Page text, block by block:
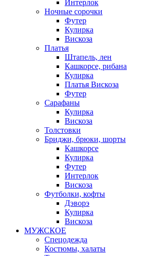
Интерлок
Ночные сорочки
Футер
Кулирка
Вискоза
Платья
Штапель, лен
Кашкорсе, рибана
Кулирка
Платья Вискоза
Футер
Сарафаны
Кулирка
Вискоза
Толстовки
Бриджи, брюки, шорты
Кашкорсе
Кулирка
Футер
Интерлок
Вискоза
Футболки, кофты
Дэворэ
Кулирка
Вискоза
МУЖСКОЕ
Спецодежда
Костюмы, халаты